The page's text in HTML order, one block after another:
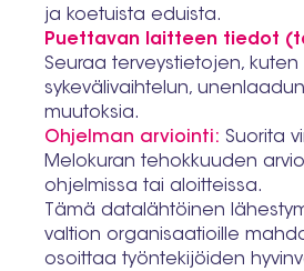
ja koetuista eduista.
Puettavan laitteen tiedot
Seuraa terveystietojen, kuten
sykevälivaihtelun,
muutoksia.
Ohjelman arviointi: Suorita
Melokuran tehokkuuden
ohjelmissa tai aloitteissa.
Tämä datalähtöinen
valtion organisaatioille
osoittaa työntekijöiden